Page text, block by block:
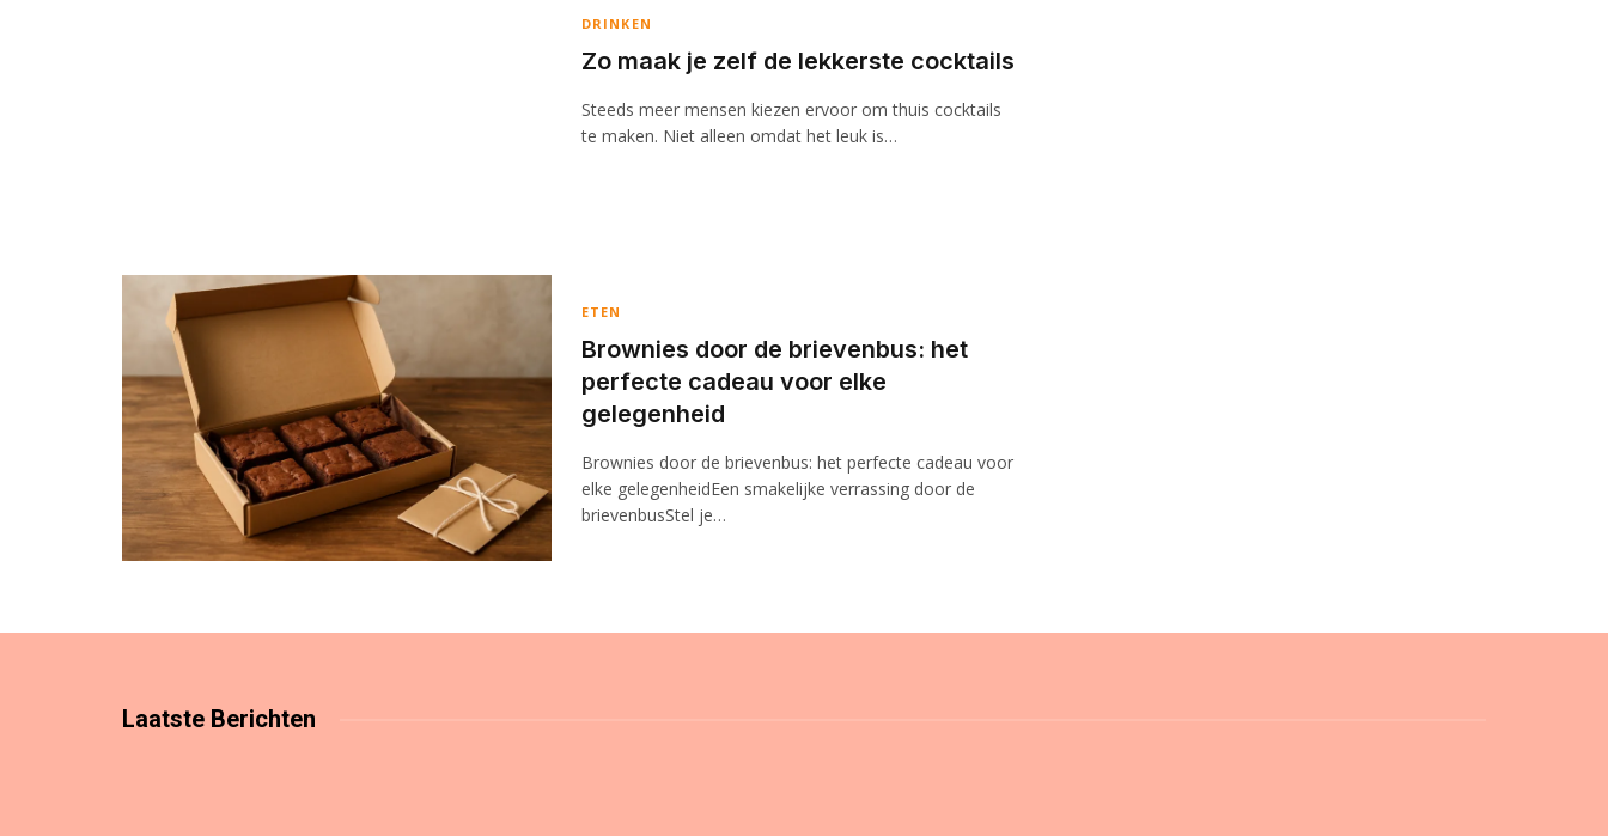
DRINKEN
Zo maak je zelf de lekkerste cocktails
Steeds meer mensen kiezen ervoor om thuis cocktails
te maken. Niet alleen omdat het leuk is…
ETEN
Brownies door de brievenbus: het
perfecte cadeau voor elke
gelegenheid
Brownies door de brievenbus: het perfecte cadeau voor
elke gelegenheidEen smakelijke verrassing door de
brievenbusStel je…
Laatste Berichten